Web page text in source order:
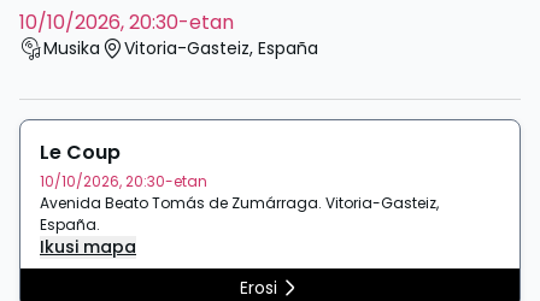
10/10/2026, 20:30-etan
Musika Vitoria-Gasteiz, España
Le Coup
10/10/2026, 20:30-etan
Avenida Beato Tomás de Zumárraga. Vitoria-Gasteiz,
España.
Ikusi mapa
Erosi